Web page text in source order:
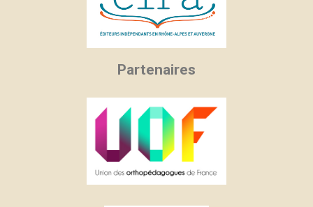
Créer une liste d'envies
((modalTitle))
Connexion
Partenaires